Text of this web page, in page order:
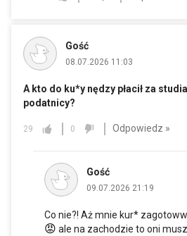
Gość
08.07.2026 11:03
A kto do ku*y nędzy płacił za
podatnicy?
29 0 Odpowiedz »
Gość
09.07.2026 21:19
Co nie?! Aż mnie kur*
😡 ale na zachodzie to oni